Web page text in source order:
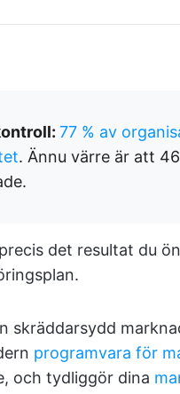
77 % av
. Ännu värre är att
det resultat du
skräddarsydd
programvara för
och tydliggör dina